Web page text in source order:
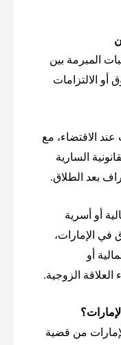
المبرمة بين
أو الالتزامات
الاقتضاء، مع
السارية
بعد الطلاق.
أو أسرية
في الإمارات،
أو
العلاقة الزوجية.
من قضية